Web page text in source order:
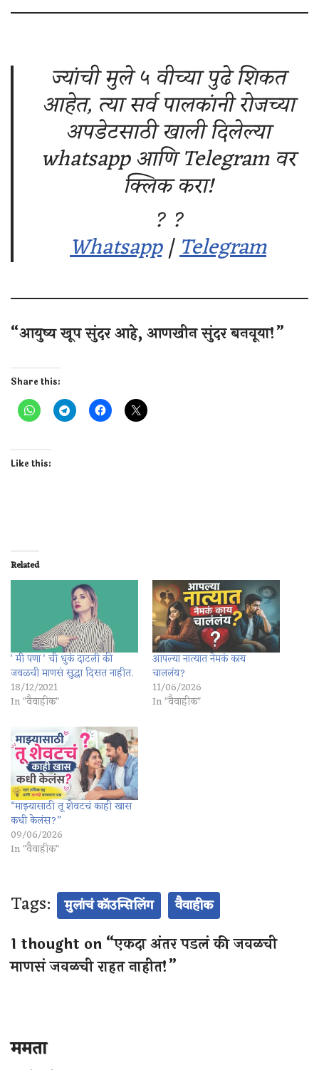
ज्यांची मुले ५ वीच्या पुढे शिकत
आहेत, त्या सर्व पालकांनी रोजच्या
अपडेटसाठी खाली दिलेल्या
whatsapp आणि Telegram वर
क्लिक करा!
? ?
Whatsapp|Telegram
“आयुष्य खूप सुंदर आहे, आणखीन सुंदर बनवूया!”
Share this:
Like this:
Related
‘ मी पणा ‘ ची धुकं दाटली की
जवळची माणसं सुद्धा दिसत नाहीत.
18/12/2021
In "वैवाहीक"
आपल्या नात्यात नेमकं काय
चाललंय?
11/06/2026
In "वैवाहीक"
“माझ्यासाठी तू शेवटचं काही खास
कधी केलंस?”
09/06/2026
In "वैवाहीक"
Tags: मुलांचं कॉउन्सिलिंग वैवाहीक
1 thought on “एकदा अंतर पडलं की जवळची
माणसं जवळची राहत नाहीत!”
ममता